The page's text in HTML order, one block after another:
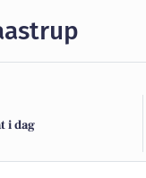
i dag